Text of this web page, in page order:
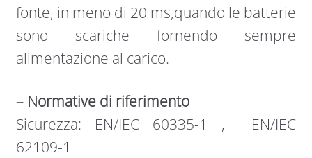
fonte, in meno di 20 ms,quando le batterie
sono scariche fornendo sempre
alimentazione al carico.
– Normative di riferimento
Sicurezza: EN/IEC 60335-1 , EN/IEC
62109-1